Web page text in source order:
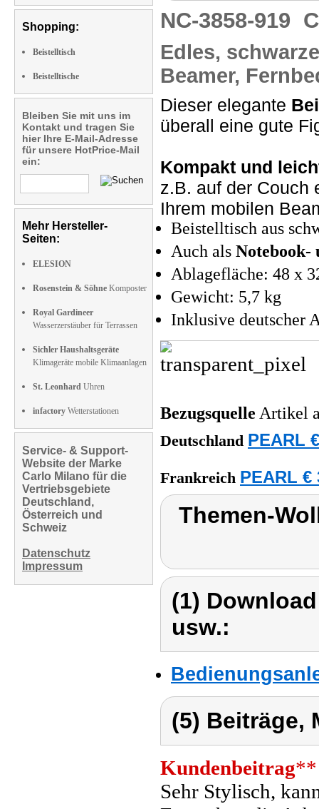
Shopping:
Beistelltisch
Beistelltische
Bleiben Sie mit uns im
Kontakt und tragen Sie
hier Ihre E-Mail-Adresse
für unsere HotPrice-Mail
ein:
Mehr Hersteller-
Seiten:
ELESION
Rosenstein & Söhne Komposter
Royal Gardineer
Wasserzerstäuber für Terrassen
Sichler Haushaltsgeräte
Klimageräte mobile Klimaanlagen
St. Leonhard Uhren
infactory Wetterstationen
Service- & Support-
Website der Marke
Carlo Milano für die
Vertriebsgebiete
Deutschland,
Österreich und
Schweiz
Datenschutz
Impressum
NC-3858-919
Edles,
Beamer,
Dieser elegante
überall eine gute
Kompakt und
z.B. auf der Couch
Ihrem mobilen
Beistelltisch aus
Auch als Notebook-
Ablagefläche: 48 x
Gewicht: 5,7 kg
Inklusive deutscher
Bezugsquelle Artikel
Deutschland PEARL
Frankreich PEARL €
Themen-
(1)
usw.:
(5) Beiträge,
Kundenbeitrag**
Sehr Stylisch,